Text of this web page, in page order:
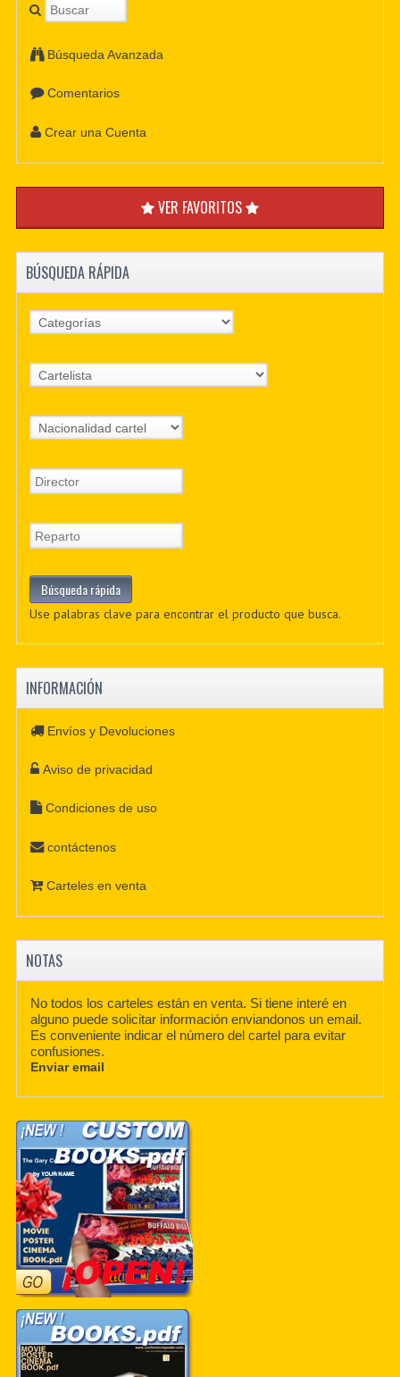
Búsqueda Avanzada
Comentarios
Crear una Cuenta
VER FAVORITOS
BÚSQUEDA RÁPIDA
Use palabras clave para encontrar el producto que busca.
INFORMACIÓN
Envíos y Devoluciones
Aviso de privacidad
Condiciones de uso
contáctenos
Carteles en venta
NOTAS
No todos los carteles están en venta. Si tiene interé en
alguno puede solicitar información enviandonos un email.
Es conveniente indicar el número del cartel para evitar
confusiones.
Enviar email